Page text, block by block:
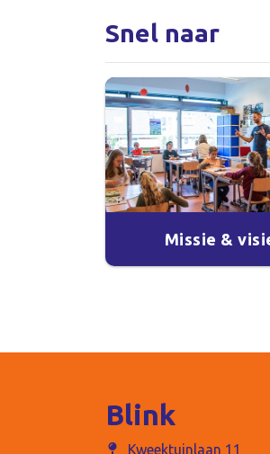
Snel naar
Missie &
Blink
Kweektuinlaan 11